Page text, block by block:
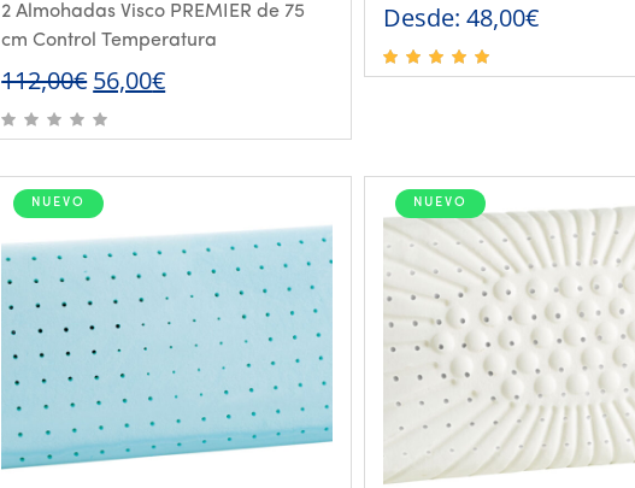
2 Almohadas Visco PREMIER de 75
cm Control Temperatura
112,00€ El
precio
original
era:
112,00€.
56,00€El
actual
es:
Desde:48,00€
NUEVO NUEVO